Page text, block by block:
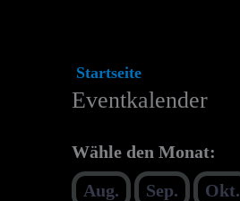
Startseite
Eventkalender
Wähle den Monat:
Aug.
Sep. Okt.